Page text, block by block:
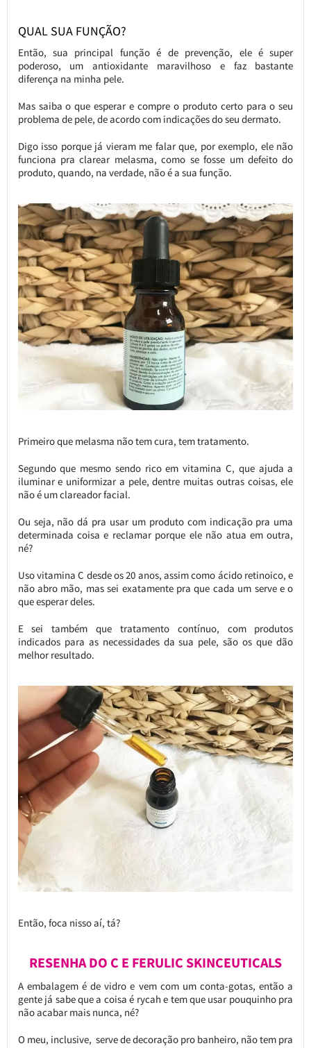
QUAL SUA FUNÇÃO?
Então, sua principal função é de prevenção, ele é super
poderoso, um antioxidante maravilhoso e faz bastante
diferença na minha pele.
Mas saiba o que esperar e compre o produto certo para o seu
problema de pele, de acordo com indicações do seu dermato.
Digo isso porque já vieram me falar que, por exemplo, ele não
funciona pra clarear melasma, como se fosse um defeito do
produto, quando, na verdade, não é a sua função.
Primeiro que melasma não tem cura, tem tratamento.
Segundo que mesmo sendo rico em vitamina C, que ajuda a
iluminar e uniformizar a pele, dentre muitas outras coisas, ele
não é um clareador facial.
Ou seja, não dá pra usar um produto com indicação pra uma
determinada coisa e reclamar porque ele não atua em outra,
né?
Uso vitamina C desde os 20 anos, assim como ácido retinoico, e
não abro mão, mas sei exatamente pra que cada um serve e o
que esperar deles.
E sei também que tratamento contínuo, com produtos
indicados para as necessidades da sua pele, são os que dão
melhor resultado.
Então, foca nisso aí, tá?
RESENHA DO C E FERULIC SKINCEUTICALS
A embalagem é de vidro e vem com um conta-gotas, então a
gente já sabe que a coisa é rycah e tem que usar pouquinho pra
não acabar mais nunca, né?
O meu, inclusive, serve de decoração pro banheiro, não tem pra